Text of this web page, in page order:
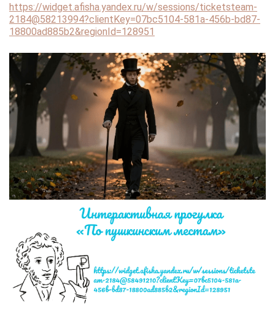
https://widget.afisha.yandex.ru/w/sessions/ticketsteam-
2184@58213994?clientKey=07bc5104-581a-456b-bd87-
18800ad885b2&regionId=128951